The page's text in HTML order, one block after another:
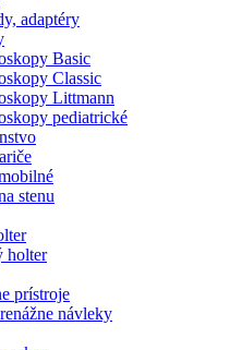
adaptéry
Basic
Classic
Littmann
pediatrické
stenu
holter
prístroje
návleky